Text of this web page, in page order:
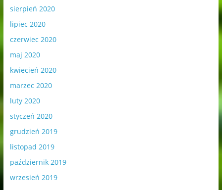
sierpień 2020
lipiec 2020
czerwiec 2020
maj 2020
kwiecień 2020
marzec 2020
luty 2020
styczeń 2020
grudzień 2019
listopad 2019
październik 2019
wrzesień 2019